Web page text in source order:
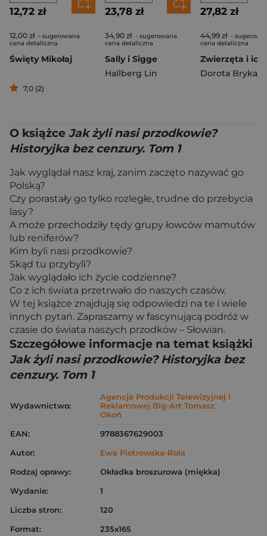
12,72 zł
12,00 zł - sugerowana
cena detaliczna
Święty Mikołaj
7,0 (2)
23,78 zł
34,90 zł - sugerowana
cena detaliczna
Sally i Sigge
Hallberg Lin
27,82 zł
44,99 zł -
cena detaliczna
Dorota Brykała
O książce Jak żyli nasi przodkowie?
Historyjka bez cenzury. Tom 1
Jak wyglądał nasz kraj, zanim zaczęto nazywać go
Polską?
Czy porastały go tylko rozległe, trudne do przebycia
lasy?
A może przechodziły tędy grupy łowców mamutów
lub reniferów?
Kim byli nasi przodkowie?
Skąd tu przybyli?
Jak wyglądało ich życie codzienne?
Co z ich świata przetrwało do naszych czasów.
W tej książce znajdują się odpowiedzi na te i wiele
innych pytań. Zapraszamy w fascynującą podróż w
czasie do świata naszych przodków – Słowian.
Szczegółowe informacje na temat książki
Jak żyli nasi przodkowie? Historyjka bez
cenzury. Tom 1
Wydawnictwo:
Agencja Produkcji Telewizyjnej i
Reklamowej Big-Art Tomasz
Okoń
EAN:
9788367629003
Autor:
Ewa Piotrowska-Rola
Rodzaj oprawy:
Okładka broszurowa (miękka)
Wydanie:
1
Liczba stron:
120
Format:
235x165